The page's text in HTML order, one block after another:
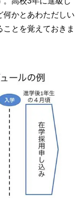
何かとあわただしい
とを覚えておきま